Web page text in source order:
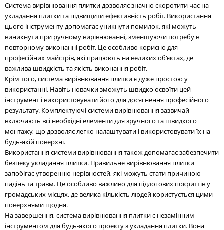
Система вирівнювання плитки дозволяє значно скоротити час на
укладання плитки та підвищити ефективність робіт. Використання
цього інструменту допомагає уникнути помилок, які можуть
виникнути при ручному вирівнюванні, зменшуючи потребу в
повторному виконанні робіт. Це особливо корисно для
професійних майстрів, які працюють на великих об'єктах, де
важлива швидкість та якість виконання робіт.
Крім того, система вирівнювання плитки є дуже простою у
використанні. Навіть новачки зможуть швидко освоїти цей
інструмент і використовувати його для досягнення професійного
результату. Комплектуючі системи вирівнювання зазвичай
включають всі необхідні елементи для зручного та швидкого
монтажу, що дозволяє легко налаштувати і використовувати їх на
будь-якій поверхні.
Використання системи вирівнювання також допомагає забезпечити
безпеку укладання плитки. Правильне вирівнювання плитки
запобігає утворенню нерівностей, які можуть стати причиною
падінь та травм. Це особливо важливо для підлогових покриттів у
громадських місцях, де велика кількість людей користується цими
поверхнями щодня.
На завершення, система вирівнювання плитки є незамінним
інструментом для будь-якого проекту з укладання плитки. Вона